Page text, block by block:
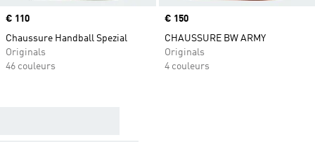
Prix
€ 110
Chaussure Handball Spezial
Originals
46 couleurs
Prix
€ 150
CHAUSSURE BW ARMY
Originals
4 couleurs